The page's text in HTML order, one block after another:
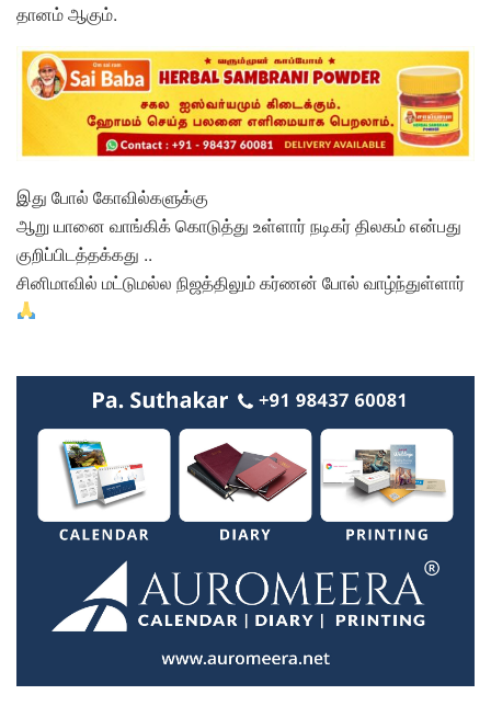
தானம் ஆகும்.
இது போல் கோவில்களுக்கு
ஆறு யானை வாங்கிக் கொடுத்து உள்ளார் நடிகர் திலகம் என்பது
குறிப்பிடத்தக்கது ..
சினிமாவில் மட்டுமல்ல நிஜத்திலும் கர்ணன் போல் வாழ்ந்துள்ளார்